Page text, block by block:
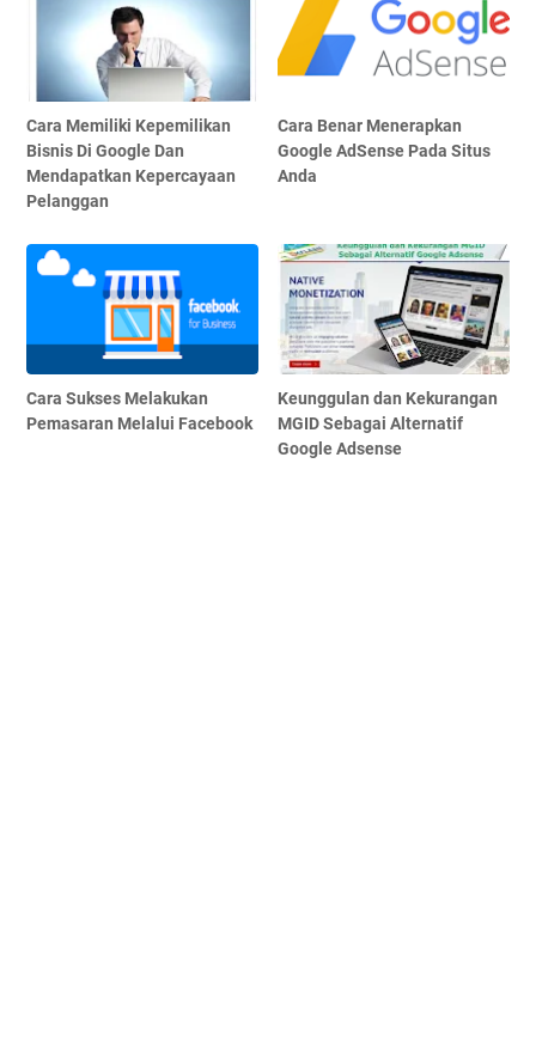
Cara Memiliki Kepemilikan
Bisnis Di Google Dan
Mendapatkan Kepercayaan
Pelanggan
Cara Benar Menerapkan
Google AdSense Pada Situs
Anda
Cara Sukses Melakukan
Pemasaran Melalui Facebook
Keunggulan dan Kekurangan
MGID Sebagai Alternatif
Google Adsense